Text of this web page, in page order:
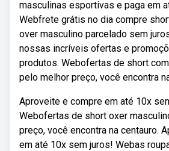
masculinas esportivas e paga em
Webfrete grátis no dia compre
over masculino parcelado sem
nossas incríveis ofertas e
produtos. Webofertas de short
pelo melhor preço, você encontra
Aproveite e compre em até 10x
Webofertas de short oxer
preço, você encontra na centauro.
em até 10x sem juros! Webas